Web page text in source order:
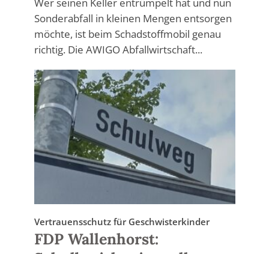
Wer seinen Keller entrümpelt hat und nun
Sonderabfall in kleinen Mengen entsorgen
möchte, ist beim Schadstoffmobil genau
richtig. Die AWIGO Abfallwirtschaft...
Vertrauensschutz für Geschwisterkinder
FDP Wallenhorst: